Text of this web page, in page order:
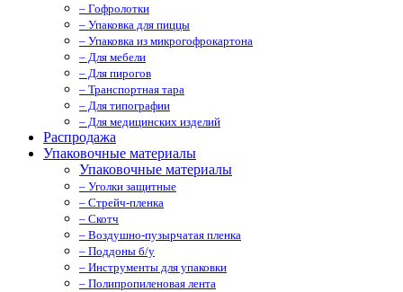
– Гофролотки
– Упаковка для пиццы
– Упаковка из микрогофрокартона
– Для мебели
– Для пирогов
– Транспортная тара
– Для типографии
– Для медицинских изделий
Распродажа
Упаковочные материалы
Упаковочные материалы
– Уголки защитные
– Стрейч-пленка
– Скотч
– Воздушно-пузырчатая пленка
– Поддоны б/у
– Инструменты для упаковки
– Полипропиленовая лента